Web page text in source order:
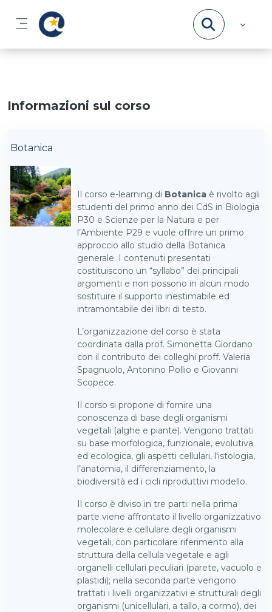
Pannello laterale
Informazioni sul corso
Botanica
Il corso e-learning di Botanica è rivolto agli
studenti del primo anno dei CdS in Biologia
P30 e Scienze per la Natura e per
l’Ambiente P29 e vuole offrire un primo
approccio allo studio della Botanica
generale. I contenuti presentati
costituiscono un “syllabo” dei principali
argomenti e non possono in alcun modo
sostituire il supporto inestimabile ed
intramontabile dei libri di testo.
L’organizzazione del corso è stata
coordinata dalla prof. Simonetta Giordano
con il contributo dei colleghi proff. Valeria
Spagnuolo, Antonino Pollio e Giovanni
Scopece.
Il corso si propone di fornire una
conoscenza di base degli organismi
vegetali (alghe e piante). Vengono trattati
su base morfologica, funzionale, evolutiva
ed ecologica, gli aspetti cellulari, l'istologia,
l’anatomia, il differenziamento, la
biodiversità ed i cicli riproduttivi modello.
Il corso è diviso in tre parti: nella prima
parte viene affrontato il livello organizzativo
molecolare e cellulare degli organismi
vegetali, con particolare riferimento alla
struttura della cellula vegetale e agli
organelli cellulari peculiari (parete, vacuolo e
plastidi); nella seconda parte vengono
trattati i livelli organizzativi e strutturali degli
organismi (unicellulari, a tallo, a cormo), dei